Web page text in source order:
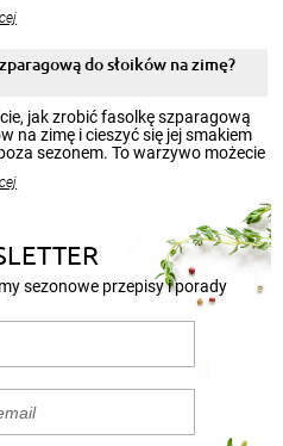
by cieszyć nimi oko w sezonie
atmosferę cieplejszych
słoików ze
pozwolą zachować świeżość
do słoików na zimę?
jak zrobić fasolkę szparagową
na zimę i cieszyć się jej smakiem
sezonem. To warzywo możecie
sezonowe przepisy i porady